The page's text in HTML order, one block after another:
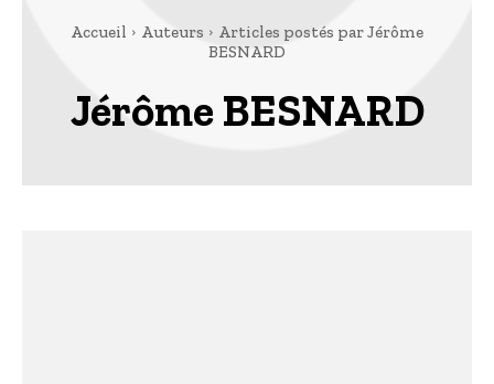
Accueil Auteurs
Articles postés par Jérôme
BESNARD
Jérôme BESNARD